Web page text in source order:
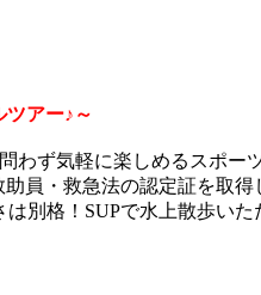
ツアー♪～
わず気軽に楽しめるスポー
員・救急法の認定証を取
別格！SUPで水上散歩い